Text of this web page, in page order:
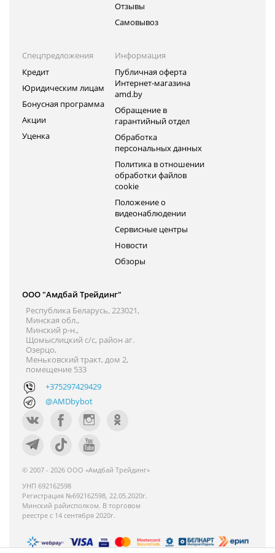
Отзывы
Самовывоз
Спецпредложения
Кредит
Юридическим лицам
Бонусная программа
Акции
Уценка
Информация
Публичная оферта
Интернет-магазина
amd.by
Обращение в
гарантийный отдел
Обработка
персональных данных
Политика в отношении
обработки файлов
cookie
Положение о
видеонаблюдении
Сервисные центры
Новости
Обзоры
ООО "Амдбай Трейдинг"
Республика Беларусь, 223021,
Минская обл.,
Минский р-н.,
Щомыслицкий с/с, район аг.
Озерцо,
Меньковский тракт, дом 2,
помещение 533
+375297429429
@AMDbybot
© 2007 - 2026 ООО «Амдбай Трейдинг»
УНП 692162598
Регистрация №692162598, 22.05.2020г.
Минский райисполком. В торговом
реестре с 14 сентября 2020г.